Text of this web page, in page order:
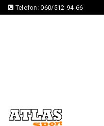
Telefon:060/512-94-66